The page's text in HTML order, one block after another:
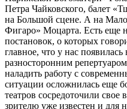
Петра Чайковского, балет
на Большой сцене. А на
Фигаро» Моцарта. Есть еще
постановок, о которых
главное, что у нас
разносторонним
наладить работу с
ситуации осложнилась еще
театров сосредоточили
зрителю уже известен и для